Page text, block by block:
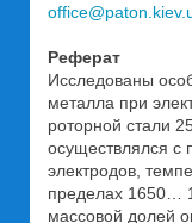
Реферат
Исследованы
металла при
роторной стали
осуществлялся с
электродов,
пределах 1650…
массовой долей